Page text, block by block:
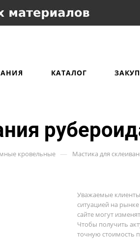
КАТАЛОГ
кровельные — Мастика для
Уважаемые
ситуацией на
сайте могут
Чтобы получить
точную стоимость